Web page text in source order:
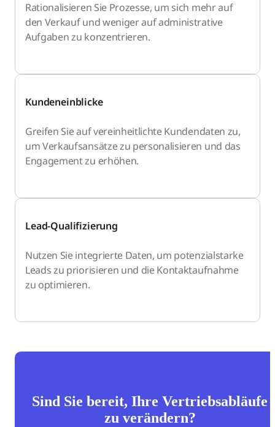
Rationalisieren Sie Prozesse, um sich mehr auf
den Verkauf und weniger auf administrative
Aufgaben zu konzentrieren.
Kundeneinblicke
Greifen Sie auf vereinheitlichte Kundendaten zu,
um Verkaufsansätze zu personalisieren und das
Engagement zu erhöhen.
Lead-Qualifizierung
Nutzen Sie integrierte Daten, um potenzialstarke
Leads zu priorisieren und die Kontaktaufnahme
zu optimieren.
Sind Sie bereit, Ihre Vertriebsabläufe
zu verändern?